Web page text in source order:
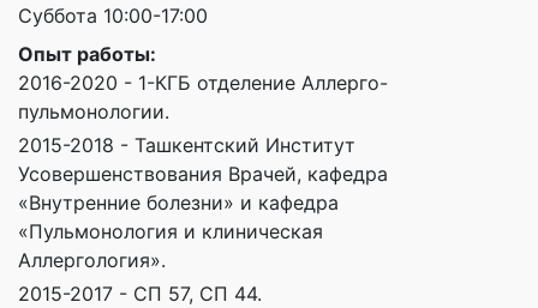
Суббота 10:00-17:00
Опыт работы:
2016-2020 - 1-КГБ отделение Аллерго-
пульмонологии.
2015-2018 - Ташкентский Институт
Усовершенствования Врачей, кафедра
«Внутренние болезни» и кафедра
«Пульмонология и клиническая
Аллергология».
2015-2017 - СП 57, СП 44.